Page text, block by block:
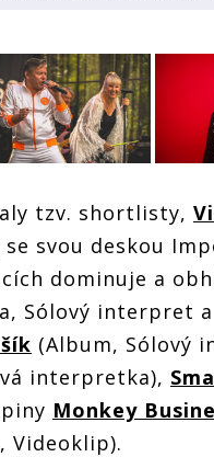
Anděl
Viktor
šanci
mají i
Mišík,
či
Marie
Ceny
tzv. shortlisty,
svou deskou
dominuje a
Sólový interpret
(Album, Sólový
interpretka),
Monkey
Videoklip).